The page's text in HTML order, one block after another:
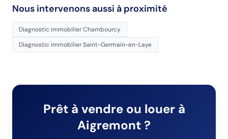
Nous intervenons aussi à proximité
Diagnostic immobilierChambourcy
Diagnostic immobilierSaint-Germain-en-Laye
Prêt à vendre ou louer à
Aigremont?